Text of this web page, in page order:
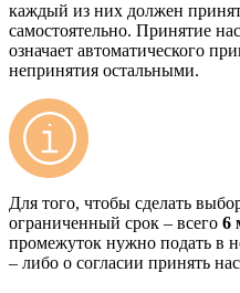
каждый из них должен
самостоятельно. Принятие
означает автоматического
непринятия остальными.
Для того, чтобы сделать
ограниченный срок – всего 6
промежуток нужно подать в
– либо о согласии принять